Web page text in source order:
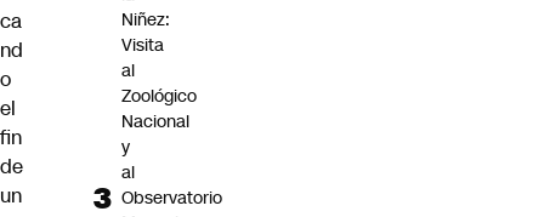
ca
nd
o
el
fin
de
un
Niñez:
Visita
al
Zoológico
Nacional
y
al
Observatorio